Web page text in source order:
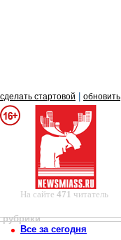
сделать стартовой обновить
На сайте471 читатель
рубрики
Все за сегодня